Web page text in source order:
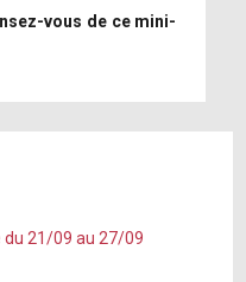
vous de ce mini-
du 21/09 au 27/09